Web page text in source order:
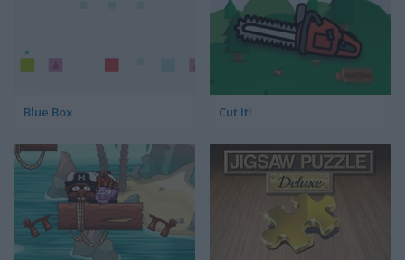
Blue Box Cut It!